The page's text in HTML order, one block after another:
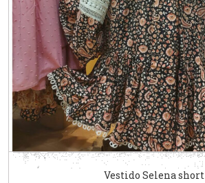
Vestido Selena short